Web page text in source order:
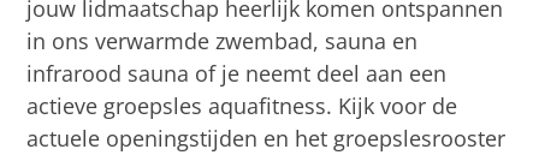
jouw lidmaatschap heerlijk komen ontspannen
in ons verwarmde zwembad, sauna en
infrarood sauna of je neemt deel aan een
actieve groepsles aquafitness. Kijk voor de
actuele openingstijden en het groepslesrooster